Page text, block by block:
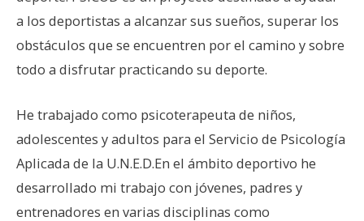
a los deportistas a alcanzar sus sueños, superar los
obstáculos que se encuentren por el camino y sobre
todo a disfrutar practicando su deporte.
He trabajado como psicoterapeuta de niños,
adolescentes y adultos para el Servicio de Psicología
Aplicada de la U.N.E.D.En el ámbito deportivo he
desarrollado mi trabajo con jóvenes, padres y
entrenadores en varias disciplinas como